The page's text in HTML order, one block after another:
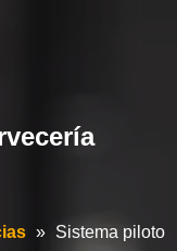
» Sistema piloto